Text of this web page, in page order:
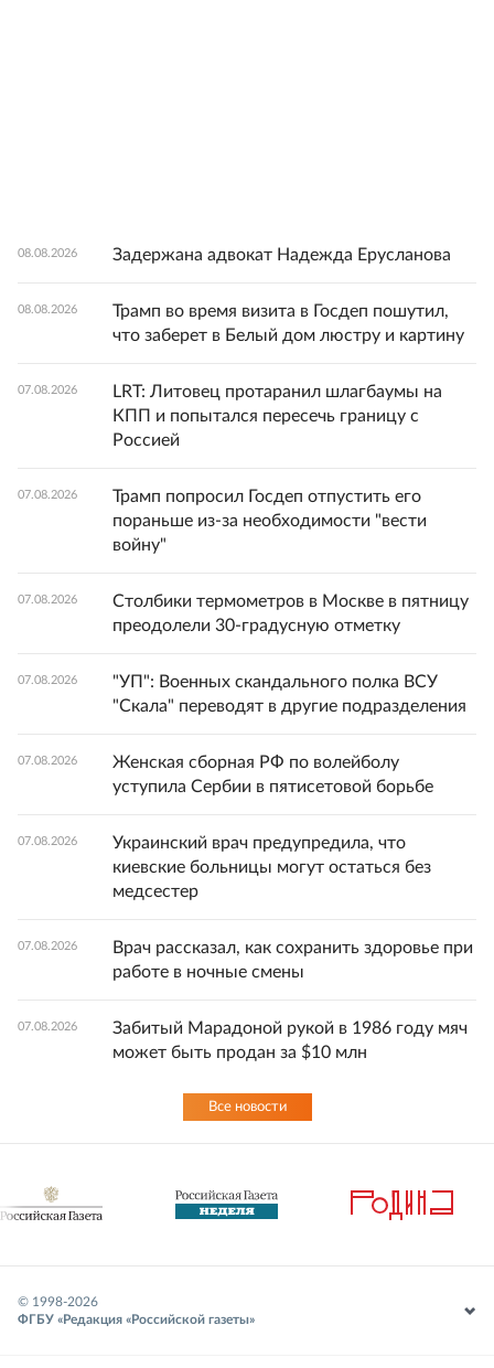
08.08.2026 Задержана адвокат Надежда Ерусланова
08.08.2026
Трамп во время визита в Госдеп пошутил,
что заберет в Белый дом люстру и картину
07.08.2026
LRT: Литовец протаранил шлагбаумы на
КПП и попытался пересечь границу с
Россией
07.08.2026
Трамп попросил Госдеп отпустить его
пораньше из-за необходимости "вести
войну"
07.08.2026
Столбики термометров в Москве в пятницу
преодолели 30-градусную отметку
07.08.2026
"УП": Военных скандального полка ВСУ
"Скала" переводят в другие подразделения
07.08.2026
Женская сборная РФ по волейболу
уступила Сербии в пятисетовой борьбе
07.08.2026
Украинский врач предупредила, что
киевские больницы могут остаться без
медсестер
07.08.2026
Врач рассказал, как сохранить здоровье при
работе в ночные смены
07.08.2026
Забитый Марадоной рукой в 1986 году мяч
может быть продан за $10 млн
Все новости
© 1998-2026
ФГБУ «Редакция «Российской газеты»